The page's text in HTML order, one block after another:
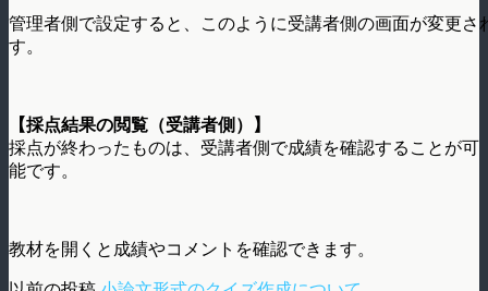
管理者側で設定すると、このように受講者側の画面が変更さ
す。
【採点結果の閲覧（受講者側）】
採点が終わったものは、受講者側で成績を確認することが可
能です。
教材を開くと成績やコメントを確認できます。